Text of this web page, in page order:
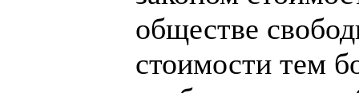
обществе
стоимости тем